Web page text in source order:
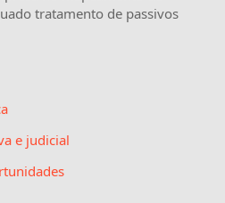
tratamento de passivos
e judicial